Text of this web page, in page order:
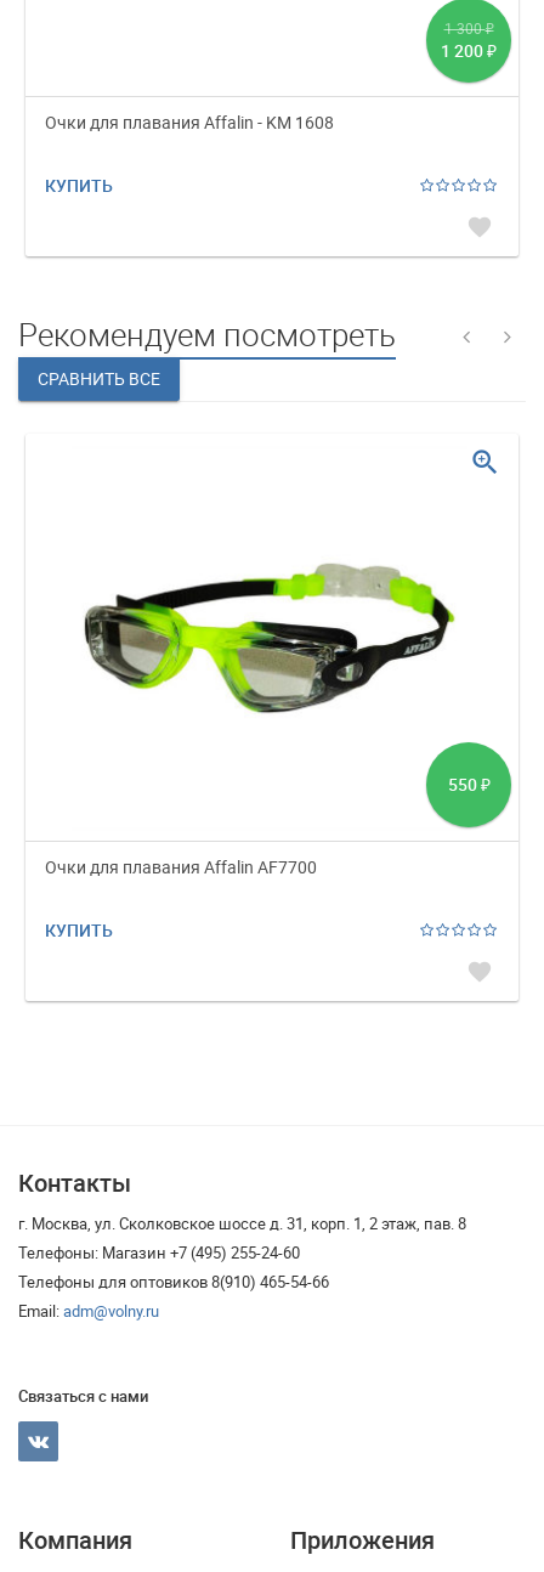
1 300₽
1 200 ₽
Очки для плавания Affalin - KM 1608
КУПИТЬ
favorite
Рекомендуем посмотреть
550 ₽
Очки для плавания Affalin AF7700
КУПИТЬ
favorite
zoom_in
Контакты
г. Москва, ул. Сколковское шоссе д. 31, корп. 1, 2 этаж, пав. 8
Телефоны: Магазин +7 (495) 255-24-60
Телефоны для оптовиков 8(910) 465-54-66
Email:adm@volny.ru
Связаться с нами
Компания Приложения